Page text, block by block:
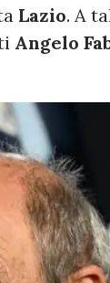
Lazio. A
Angelo